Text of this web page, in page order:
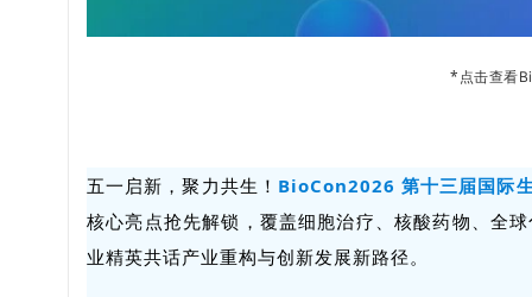
*点击查看
五一启新，聚力共生！ BioCon2026 第十三届国际
核心亮点抢先解锁，覆盖细胞治疗、核酸药物、全
业精英共话产业重构与创新发展新路径。